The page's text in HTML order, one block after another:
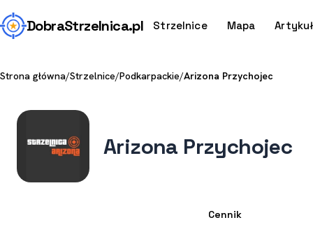
DobraStrzelnica.pl Strzelnice Mapa
Strona główna/Strzelnice/Podkarpackie/Arizona Przychojec
Arizona Przychojec
Cennik